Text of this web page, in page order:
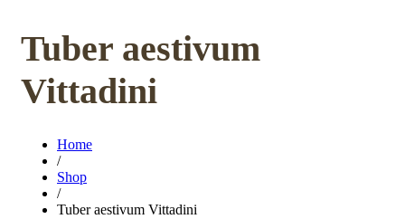
Tuber aestivum
Vittadini
Home
/
Shop
/
Tuber aestivum Vittadini